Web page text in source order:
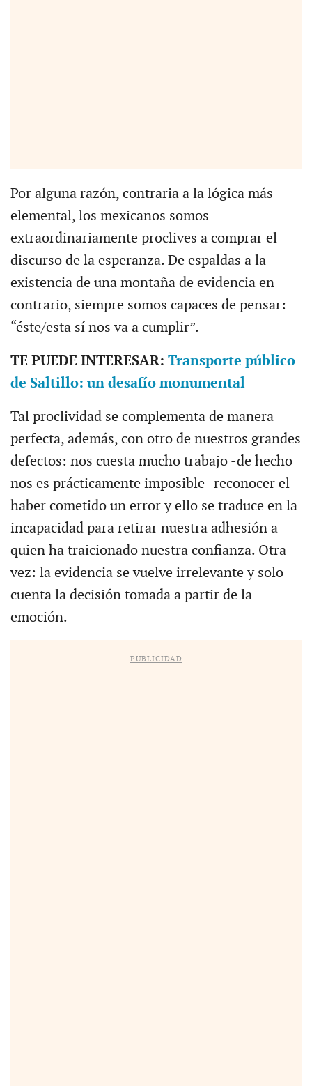
Por alguna razón, contraria a la lógica más
elemental, los mexicanos somos
extraordinariamente proclives a comprar el
discurso de la esperanza. De espaldas a la
existencia de una montaña de evidencia en
contrario, siempre somos capaces de pensar:
“éste/esta sí nos va a cumplir”.
TE PUEDE INTERESAR: Transporte público
de Saltillo: un desafío monumental
Tal proclividad se complementa de manera
perfecta, además, con otro de nuestros grandes
defectos: nos cuesta mucho trabajo -de hecho
nos es prácticamente imposible- reconocer el
haber cometido un error y ello se traduce en la
incapacidad para retirar nuestra adhesión a
quien ha traicionado nuestra confianza. Otra
vez: la evidencia se vuelve irrelevante y solo
cuenta la decisión tomada a partir de la
emoción.
PUBLICIDAD